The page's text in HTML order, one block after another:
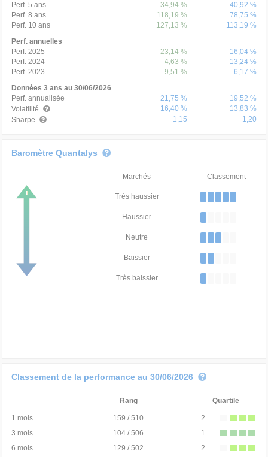
Perf. 5 ans
34,94 %
40,92 %
Perf. 8 ans
118,19 %
78,75 %
Perf. 10 ans
127,13 %
113,19 %
Perf. annuelles
Perf. 2025
23,14 %
16,04 %
Perf. 2024
4,63 %
13,24 %
Perf. 2023
9,51 %
6,17 %
Données 3 ans au 30/06/2026
Perf. annualisée
21,75 %
19,52 %
Volatilité
16,40 %
13,83 %
Sharpe
1,15 1,20
Baromètre Quantalys
Marchés Classement
Très haussier
Haussier
Neutre
Baissier
Très baissier
Classement de la performance au 30/06/2026
Rang Quartile
1 mois 159 / 510
2
3 mois
104 / 506
1
6 mois
129 / 502
2